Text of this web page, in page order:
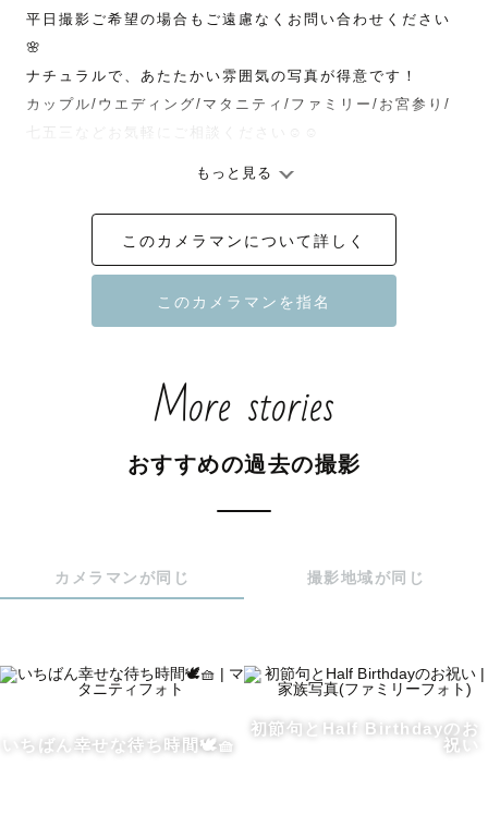
平日撮影ご希望の場合もご遠慮なくお問い合わせください
🌸
ナチュラルで、あたたかい雰囲気の写真が得意です！
カップル/ウエディング/マタニティ/ファミリー/お宮参り/
七五三などお気軽にご相談ください‪☺︎‬‪☺︎‬
🌿撮影に込める想い𓂃 𓈒𓏸
わたしは人の『笑顔』が心から大好きです。
日常のささやかな幸せも、人生の大きな節目の喜びも、写
真として丁寧に残し、未来へ届けること。
わたし自身、子育てをする中で
その子らしさ、家族らしさが写った写真が、未来の自分や
お子さまにとって
そっと心をあたためてくれる存在になったら。
そんな想いで、ひとつひとつの撮影に向き合っています！
もっと見る
このカメラマンについて詳しく
More stories
おすすめの過去の撮影
カメラマンが同じ 撮影地域が同じ
いちばん幸せな待ち時間🕊️🧺
初節句とHalf Birthdayのお
祝い